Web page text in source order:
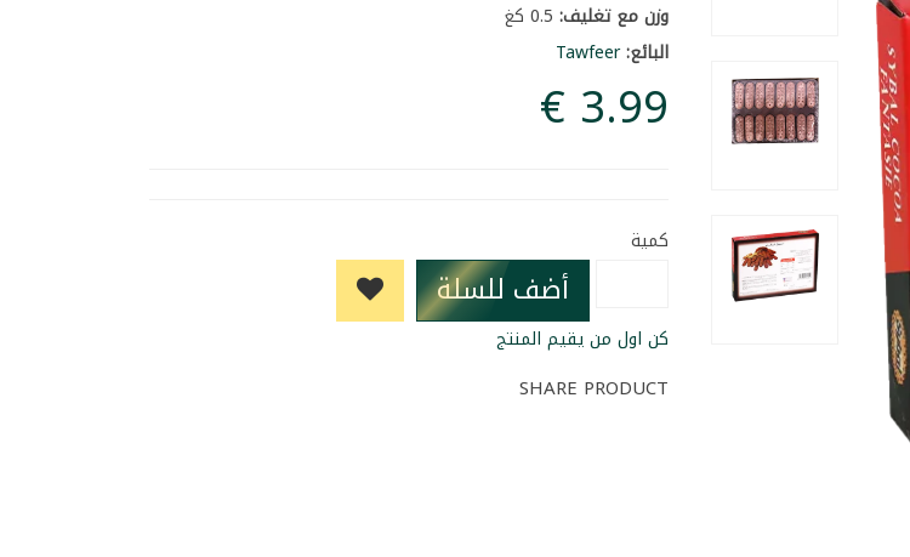
وزن مع تغليف:0.5 كغ
البائع:Tawfeer
كمية
أضف للسلة
كن اول من يقيم المنتج
SHARE PRODUCT